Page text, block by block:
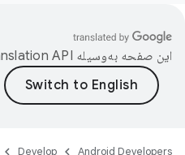
این صفحه به‌وسیله
Android Developers
Develop